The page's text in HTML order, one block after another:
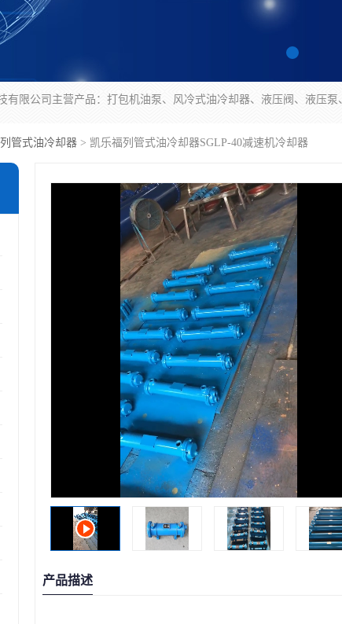
列管式油冷却器 > 凯乐福列管式油冷却器SGLP-40减速机冷却器
产品描述